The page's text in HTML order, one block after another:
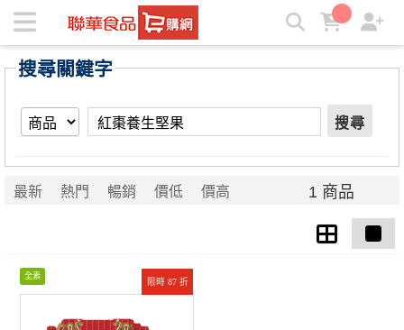
【紅棗養生堅果】搜尋結果 | ★聯華食品e購網★
搜尋關鍵字
搜尋
最新 熱門 暢銷 價低 價高 1 商品
限時 87 折
全素